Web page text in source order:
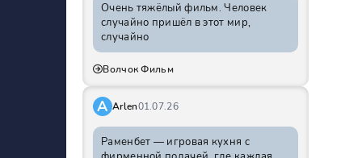
Очень тяжёлый фильм. Человек
случайно пришёл в этот мир,
случайно
Волчок Фильм
A Arlen01.07.26
Раменбет — игровая кухня с